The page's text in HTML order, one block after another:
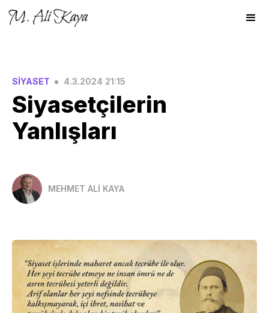
SİYASET • 4.3.2024 21:15
Siyasetçilerin
Yanlışları
MEHMET ALİ KAYA